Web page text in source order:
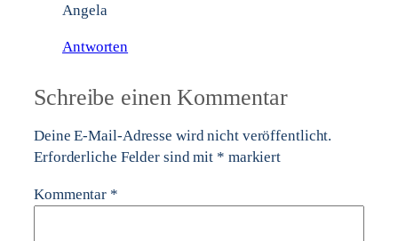
Angela
Antworten
Schreibe einen Kommentar
Deine E-Mail-Adresse wird nicht veröffentlicht.
Erforderliche Felder sind mit * markiert
Kommentar *